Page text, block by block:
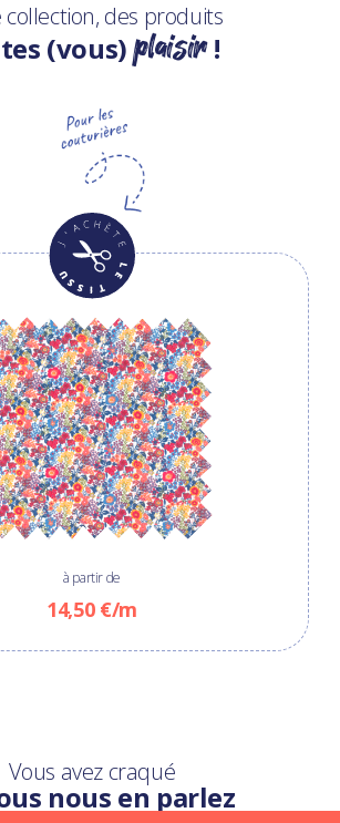
collection, des produits
(vous)plaisir!
à partir de
14,50 €/m
Vous avez craqué
nous en parlez